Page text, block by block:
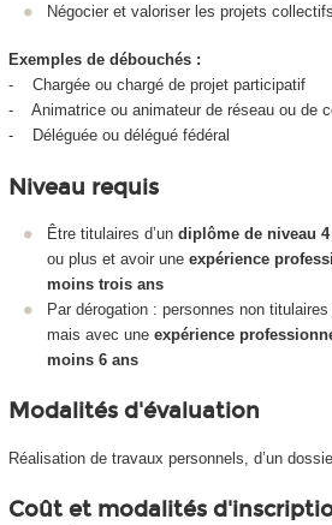
Négocier et valoriser les projets collectifs
Exemples de débouchés :
- Chargée ou chargé de projet participatif
- Animatrice ou animateur de réseau ou de
- Déléguée ou délégué fédéral
Niveau requis
Être titulaires d’un diplôme de niveau 4
ou plus et avoir une expérience
moins trois ans
Par dérogation : personnes non
mais avec une expérience
moins 6 ans
Modalités d'évaluation
Réalisation de travaux personnels, d’un
Coût et modalités